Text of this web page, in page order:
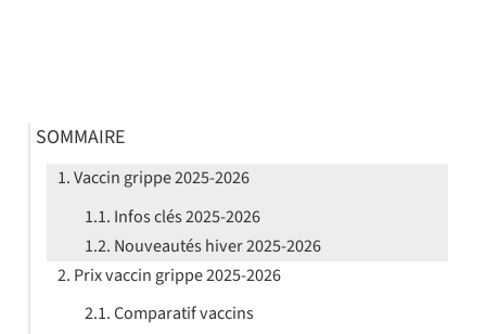
SOMMAIRE
Vaccin grippe 2025-2026
Infos clés 2025-2026
Nouveautés hiver 2025-2026
Prix vaccin grippe 2025-2026
Comparatif vaccins